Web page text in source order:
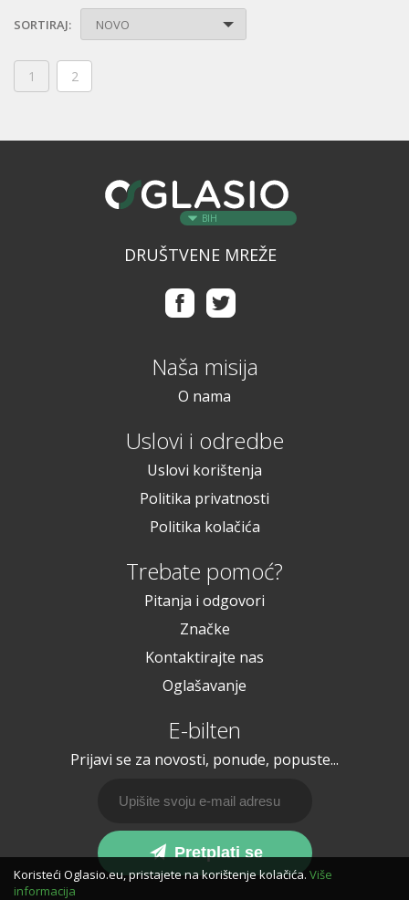
SORTIRAJ: NOVO
1 2
BIH
DRUŠTVENE MREŽE
Naša misija
O nama
Uslovi i odredbe
Uslovi korištenja
Politika privatnosti
Politika kolačića
Trebate pomoć?
Pitanja i odgovori
Značke
Kontaktirajte nas
Oglašavanje
E-bilten
Prijavi se za novosti, ponude, popuste...
Pretplati se
Koristeći Oglasio.eu, pristajete na korištenje kolačića. Više
informacija